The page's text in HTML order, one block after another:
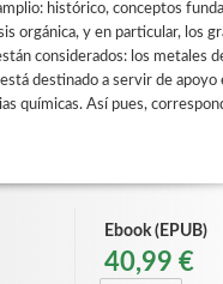
histórico, conceptos
orgánica, y en particular, los
considerados: los metales
destinado a servir de apoyo
químicas. Así pues,
Ebook (EPUB)
40,99 €